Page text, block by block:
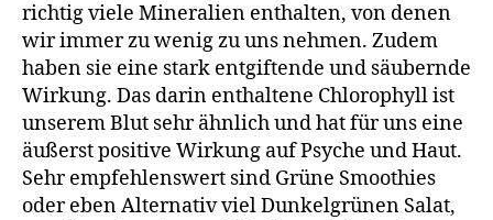
richtig viele Mineralien enthalten, von denen
wir immer zu wenig zu uns nehmen. Zudem
haben sie eine stark entgiftende und säubernde
Wirkung. Das darin enthaltene Chlorophyll ist
unserem Blut sehr ähnlich und hat für uns eine
äußerst positive Wirkung auf Psyche und Haut.
Sehr empfehlenswert sind Grüne Smoothies
oder eben Alternativ viel Dunkelgrünen Salat,